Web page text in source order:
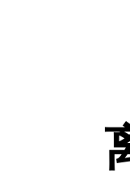
离